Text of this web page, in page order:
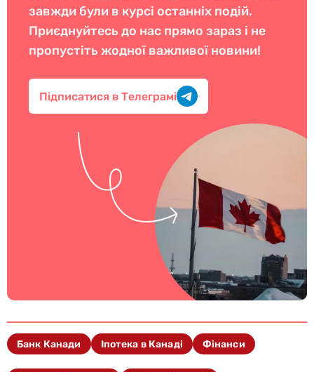
завжди були в курсі останніх подій.
Приєднуйтесь до нас прямо зараз і не
пропустіть жодної важливої новини!
Підписатися в Телеграмі
Банк Канади Іпотека в Канаді Фінанси